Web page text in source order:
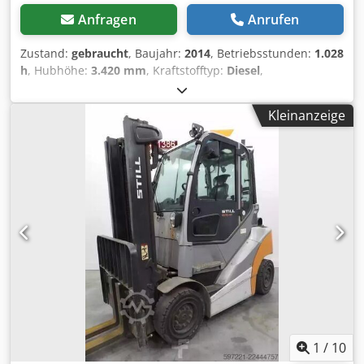
Anfragen Anrufen
Zustand: gebraucht, Baujahr: 2014, Betriebsstunden: 1.028
h, Hubhöhe: 3.420 mm, Kraftstofftyp: Diesel,
, Getriebetyp:
RX70-35 Dieselstapler, Baujahr: 2014, Stunden: nur
1.028h!, Vorbesitzer Bundeswehr, Nenntragkraft: 3.500kg,
Hubhöhe: 3.420mm, Duplexmast, hydr. Seitenschieber,
Vollkabine, 3. Steuerkreis, Dieselmotor: [30kW/41PS],
Gabellänge: 2.400mm, Gewicht: 4.999kg, guter Zustand!,
sofort einsatzbereit!, Cedszpdh Ijpfx Agljha Auf Wunsch
unterbreiten wir Ihnen ein Leasing- oder
Finanzierungsangebot., Herr Ebert (Tel. betreut Sie gerne.,
Weitere Informationen finden Sie auf unserer Homepage.,
Irrtümer und Zwischenverkauf vorbehalten! _____ Still
RX70-35 diesel forklift, year of manufacture: 2014, working
hours: only 1.028h!, pre-owner: Bundeswehr, lifting high:
3.420mm, duplex boom, hydr. sideshifter, cabin, 3.
hydralic valve, engine: [30kW/41HP], forks: 2.400mm,
weight: 4.999kg, good condition!, ready for work, Upon
request, we will submit a leasing or financing offer. Mr.
Kleinanzeige
1 / 10